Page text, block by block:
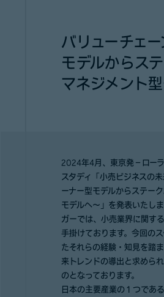
バリューチェ
モデルからス
マネジメント
2024年4月、東京発－ロー
スタディ「小売ビジネスの
ーナー型モデルからステー
モデルへ～」を発表いたし
ガーでは、小売業界に関す
手掛けております。今回の
たそれらの経験・知見を踏
来トレンドの導出と求めら
のとなっております。
日本の主要産業の１つであ